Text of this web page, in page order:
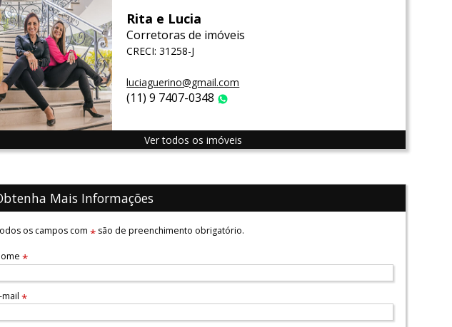
Rita e Lucia
Corretoras de imóveis
CRECI: 31258-J
luciaguerino@gmail.com
(11) 9 7407-0348
Ver todos os imóveis
Mais Informações
os campos com *são de preenchimento obrigatório.
*
mail *